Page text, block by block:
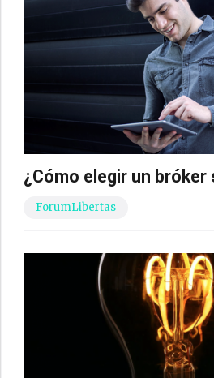
¿Cómo elegir un bróker
ForumLibertas